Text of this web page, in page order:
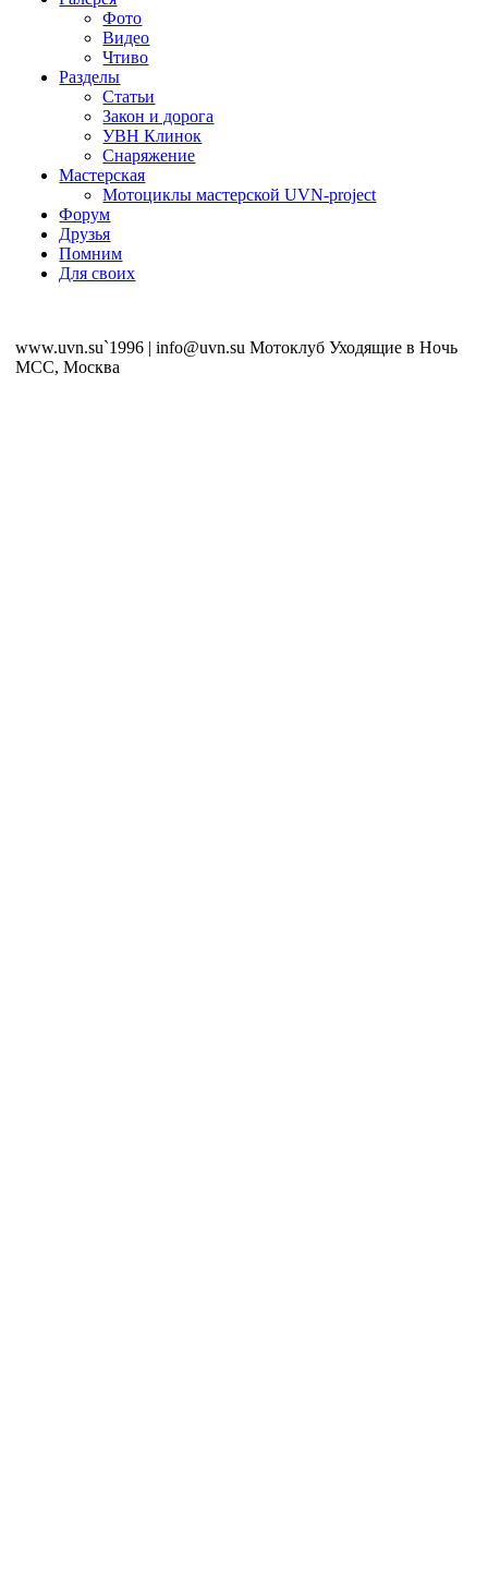
Фото
Видео
Чтиво
Разделы
Статьи
Закон и дорога
УВН Клинок
Снаряжение
Мастерская
Мотоциклы мастерской UVN-project
Форум
Друзья
Помним
Для своих
www.uvn.su`1996 | info@uvn.su Мотоклуб Уходящие в Ночь
MCC, Москва